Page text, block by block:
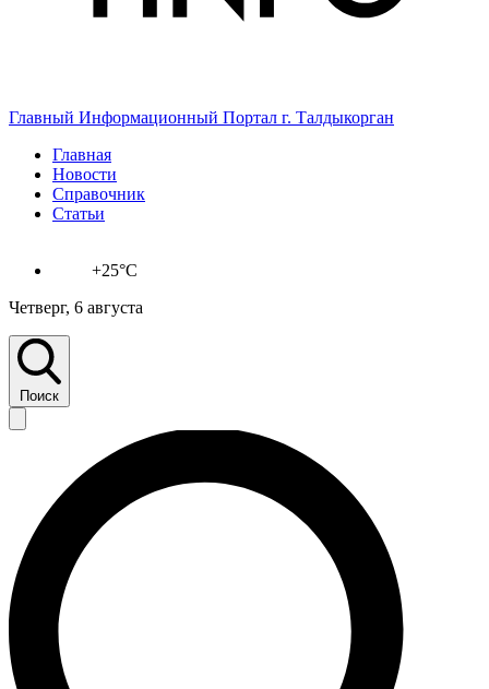
Главный Информационный Портал г. Талдыкорган
Главная
Новости
Справочник
Статьи
+25°C
Четверг, 6 августа
Поиск